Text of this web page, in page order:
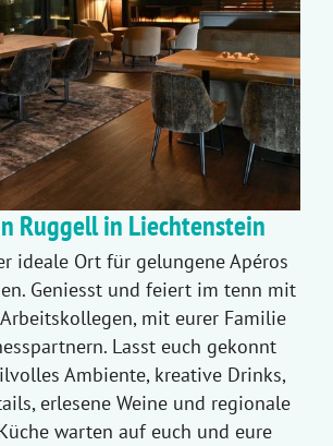
Ruggell in Liechtenstein
ideale Ort für gelungene Apéros
Geniesst und feiert im tenn mit
mit eurer Familie
Lasst euch gekonnt
Ambiente, kreative Drinks,
erlesene Weine und regionale
warten auf euch und eure